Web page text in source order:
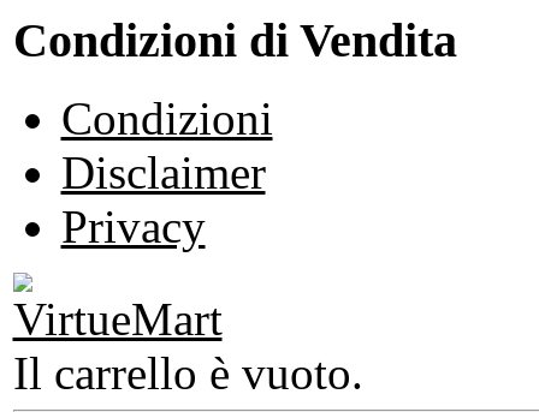
Condizioni di Vendita
Condizioni
Disclaimer
Privacy
Il carrello è vuoto.